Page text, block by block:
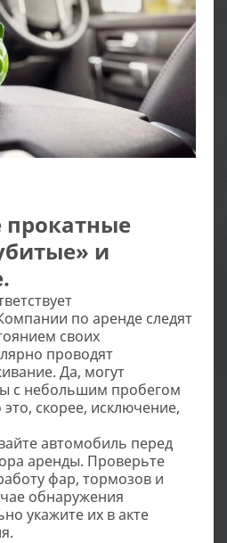
и
по аренде следят
своих
проводят
Да, могут
с небольшим пробегом
скорее, исключение,
автомобиль перед
аренды. Проверьте
фар, тормозов и
обнаружения
укажите их в акте